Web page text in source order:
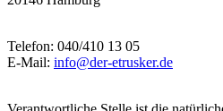
Telefon: 040/410 13 05
E-Mail: info@der-etrusker.de